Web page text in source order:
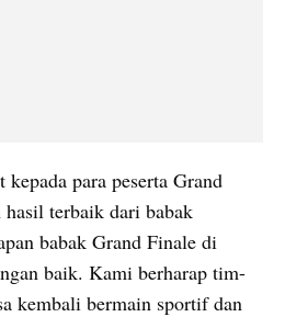
para peserta Grand
terbaik dari babak
babak Grand Finale di
baik. Kami berharap tim-